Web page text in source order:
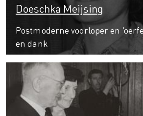
Doeschka Meijsing
Postmoderne voorloper en
en dank